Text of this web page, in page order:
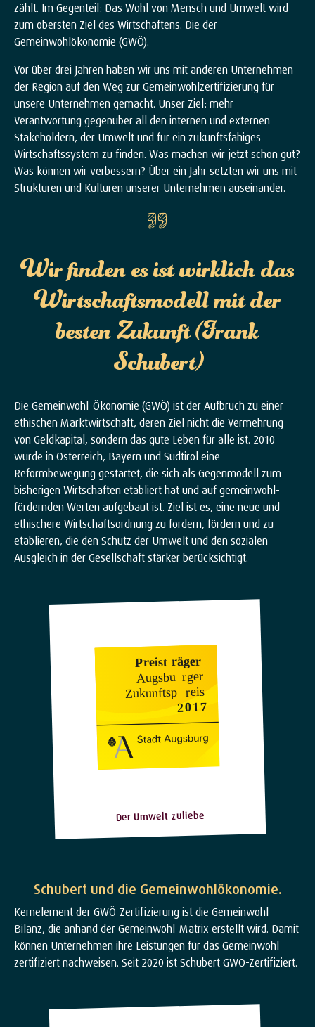
zählt. Im Gegenteil: Das Wohl von Mensch und Umwelt wird
zum obersten Ziel des Wirtschaftens. Die der
Gemeinwohlökonomie (GWÖ).
Vor über drei Jahren haben wir uns mit anderen Unternehmen
der Region auf den Weg zur Gemeinwohlzertifizierung für
unsere Unternehmen gemacht. Unser Ziel: mehr
Verantwortung gegenüber all den internen und externen
Stakeholdern, der Umwelt und für ein zukunftsfähiges
Wirtschaftssystem zu finden. Was machen wir jetzt schon gut?
Was können wir verbessern? Über ein Jahr setzten wir uns mit
Strukturen und Kulturen unserer Unternehmen auseinander.
Wir finden es ist wirklich das
Wirtschaftsmodell mit der
besten Zukunft (Frank
Schubert)
Die Gemeinwohl-Ökonomie (GWÖ) ist der Aufbruch zu einer
ethischen Marktwirtschaft, deren Ziel nicht die Vermehrung
von Geldkapital, sondern das gute Leben für alle ist. 2010
wurde in Österreich, Bayern und Südtirol eine
Reformbewegung gestartet, die sich als Gegenmodell zum
bisherigen Wirtschaften etabliert hat und auf gemeinwohl-
fördernden Werten aufgebaut ist. Ziel ist es, eine neue und
ethischere Wirtschaftsordnung zu fordern, fördern und zu
etablieren, die den Schutz der Umwelt und den sozialen
Ausgleich in der Gesellschaft stärker berücksichtigt.
Der Umwelt zuliebe
Schubert und die Gemeinwohlökonomie.
Kernelement der GWÖ-Zertifizierung ist die Gemeinwohl-
Bilanz, die anhand der Gemeinwohl-Matrix erstellt wird. Damit
können Unternehmen ihre Leistungen für das Gemeinwohl
zertifiziert nachweisen. Seit 2020 ist Schubert GWÖ-Zertifiziert.